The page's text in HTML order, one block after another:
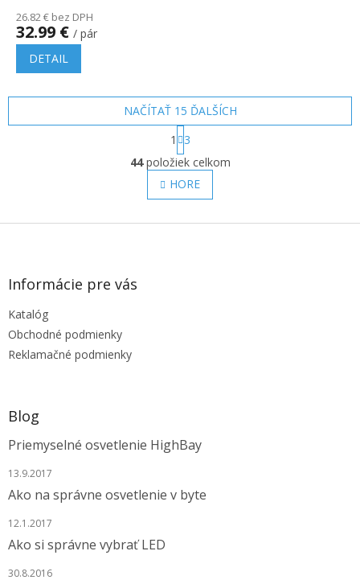
26.82 € bez DPH
32.99 € / pár
DETAIL
O
v
l
á
a
u
NAČÍTAŤ 15 ĎALŠÍCH
S
t
r
á
n
k
v
1
3
44položiek celkom
HORE
Z
Informácie pre vás
Katalóg
Obchodné podmienky
Reklamačné podmienky
Blog
Priemyselné osvetlenie HighBay
13.9.2017
Ako na správne osvetlenie v byte
12.1.2017
Ako si správne vybrať LED
30.8.2016